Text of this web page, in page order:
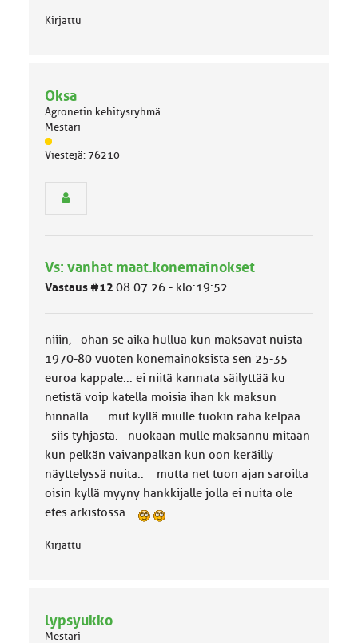
Kirjattu
Oksa
Agronetin kehitysryhmä
Mestari
J
ä
m
ä
k
k
a
Viestejä: 76210
Vs: vanhat maat.konemainokset
Vastaus #12 08.07.26 - klo:19:52
niiin, ohan se aika hullua kun maksavat nuista
1970-80 vuoten konemainoksista sen 25-35
euroa kappale... ei niitä kannata säilyttää ku
netistä voip katella moisia ihan kk maksun
hinnalla... mut kyllä miulle tuokin raha kelpaa..
siis tyhjästä. nuokaan mulle maksannu mitään
kun pelkän vaivanpalkan kun oon keräilly
näyttelyssä nuita.. mutta net tuon ajan saroilta
oisin kyllä myyny hankkijalle jolla ei nuita ole
etes arkistossa...
Kirjattu
lypsyukko
Mestari